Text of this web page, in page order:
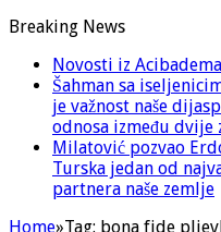
Breaking News
Novosti iz Acibadema
Šahman sa
je važnost naše
odnosa između dvije
Milatović pozvao
Turska jedan od
partnera naše zemlje
Home»Tag: bona fide